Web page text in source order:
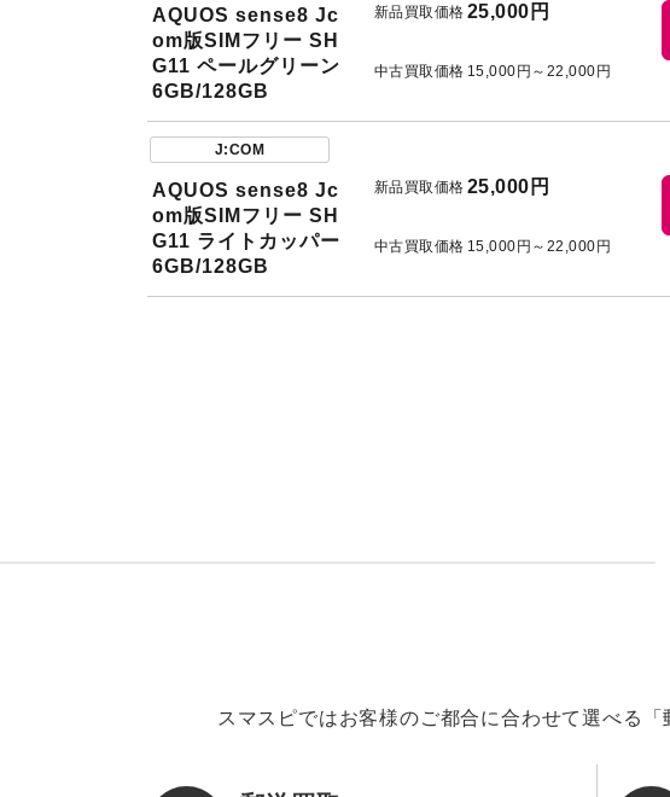
AQUOS sense8 Jc
om版SIMフリー SH
G11 ペールグリーン
6GB/128GB
新品買取価格 25,000円
中古買取価格 15,000円～22,000円
J:COM
AQUOS sense8 Jc
om版SIMフリー SH
G11 ライトカッパー
6GB/128GB
新品買取価格 25,000円
中古買取価格 15,000円～22,000円
スマスピではお客様のご都合に合わせて選べる